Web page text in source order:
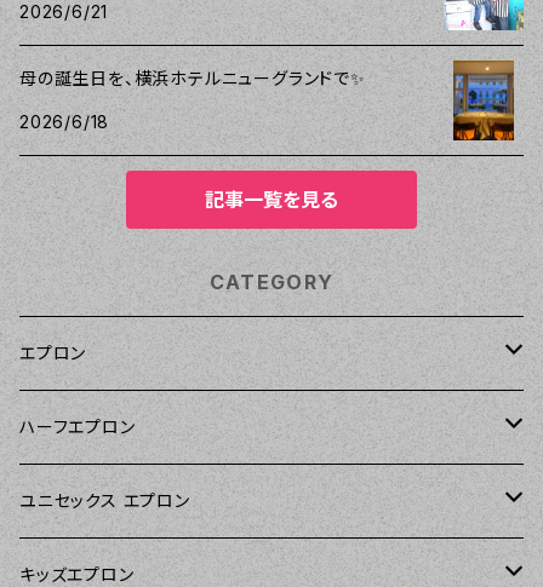
2026/6/21
母の誕生日を、横浜ホテルニューグランドで✨
2026/6/18
記事一覧を見る
CATEGORY
エプロン
Kitsch'n Glam（キッチングラム）
Sierra Rose（シエラローズ）
Tarantinalovers（タランティーナ ラバーズ）
ハーフエプロン
Sierra Rose（シエラローズ）
ユニセックス エプロン
DII（ディーアイアイ）
キッズエプロン